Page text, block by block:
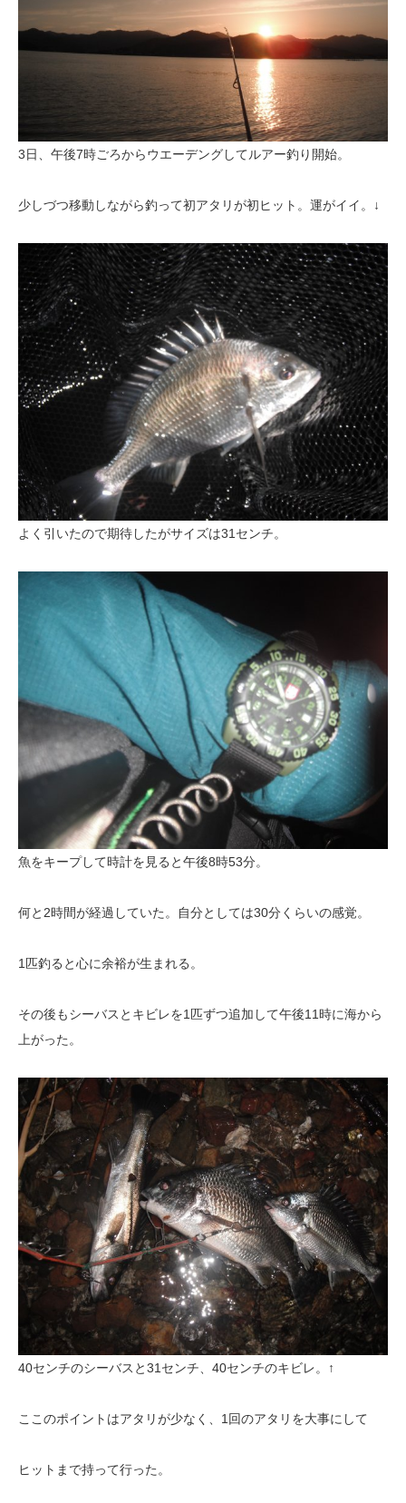
3日、午後7時ごろからウエーデングしてルアー釣り開始。
少しづつ移動しながら釣って初アタリが初ヒット。運がイイ。↓
よく引いたので期待したがサイズは31センチ。
魚をキープして時計を見ると午後8時53分。
何と2時間が経過していた。自分としては30分くらいの感覚。
1匹釣ると心に余裕が生まれる。
その後もシーバスとキビレを1匹ずつ追加して午後11時に海から
上がった。
40センチのシーバスと31センチ、40センチのキビレ。↑
ここのポイントはアタリが少なく、1回のアタリを大事にして
ヒットまで持って行った。